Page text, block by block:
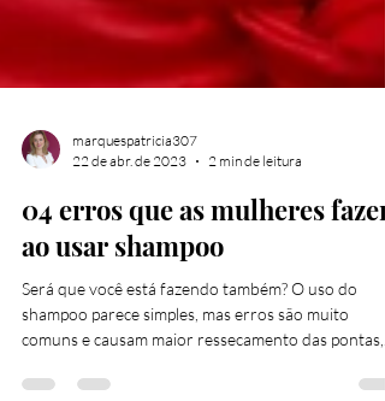
22 de abr. de 2023
2 min de leitura
04 erros que as mulheres fazem
ao usar shampoo
Será que você está fazendo também? O uso do
comuns e causam maior ressecamento das pontas,...